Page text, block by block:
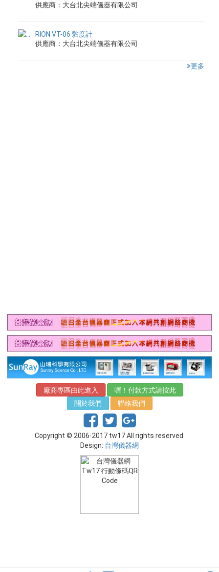
供應商：大台北尖端儀器有限公司
RION VT-06 黏度計
供應商：大台北尖端儀器有限公司
更多
廠商專區由此進入
喔！付款方式請按此
關於我們
聯絡我們
Copyright © 2006-2017 tw17 All rights reserved.
Design: 台灣儀器網